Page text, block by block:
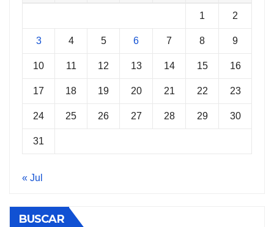
1 2
3 4 5 6 7 8 9
10 11 12 13 14 15 16
17 18 19 20 21 22 23
24 25 26 27 28 29 30
31
« Jul
BUSCAR